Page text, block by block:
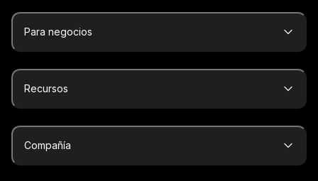
Para negocios
Recursos
Compañía